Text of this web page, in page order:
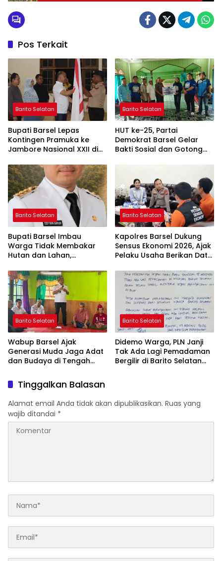
Pos Terkait
Barito Selatan
Bupati Barsel Lepas
Kontingen Pramuka ke
Jambore Nasional XXII di
Barito Selatan
HUT ke-25, Partai
Demokrat Barsel Gelar
Bakti Sosial dan Gotong
Ashfiya
Barito Selatan
Bupati Barsel Imbau
Warga Tidak Membakar
Hutan dan Lahan,
Bebas Kabut Asap
Barito Selatan
Kapolres Barsel Dukung
Sensus Ekonomi 2026, Ajak
Pelaku Usaha Berikan Data
Barito Selatan
Wabup Barsel Ajak
Generasi Muda Jaga Adat
dan Budaya di Tengah
Barito Selatan
Didemo Warga, PLN Janji
Tak Ada Lagi Pemadaman
Bergilir di Barito Selatan
Tinggalkan Balasan
Alamat email Anda tidak akan dipublikasikan. Ruas yang
wajib ditandai *